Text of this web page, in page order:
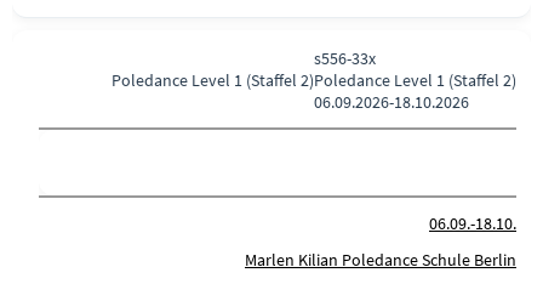
Poledance Level 1 (Staffel 2)
s556-33x
Poledance Level 1 (Staffel 2)
06.09.2026-18.10.2026
06.09.-18.10.
Marlen Kilian Poledance Schule Berlin